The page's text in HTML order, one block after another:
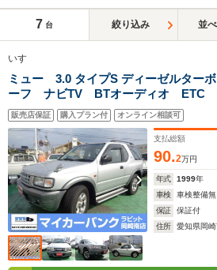
7 台 絞り込み 並
いすゞ
ミュー 3.0 タイプS ディーゼルター
ーフ ナビTV BTオーディオ ETC
販売店保証 購入プラン付 オンライン相談可
支払総額
90.2万円
年式 1999年
車検
車検整備無
保証
保証付
住所
愛知県岡